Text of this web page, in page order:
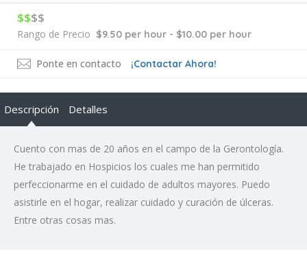
$$$$
Rango de Precio $9.50 per hour - $10.00 per hour
Ponte en contacto ¡Contactar Ahora!
Descripción Detalles
Cuento con mas de 20 años en el campo de la Gerontología.
He trabajado en Hospicios los cuales me han permitido
perfeccionarme en el cuidado de adultos mayores. Puedo
asistirle en el hogar, realizar cuidado y curación de úlceras.
Entre otras cosas mas.